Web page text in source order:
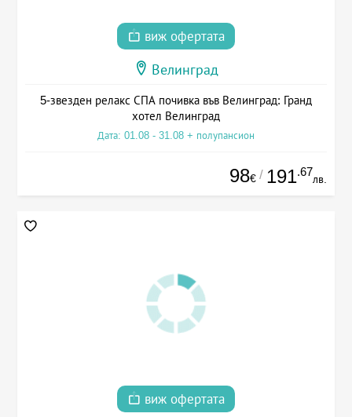
виж офертата
Велинград
5-звезден релакс СПА почивка във Велинград: Гранд
хотел Велинград
Дата: 01.08 - 31.08 + полупансион
98€ / 191.67
лв.
виж офертата